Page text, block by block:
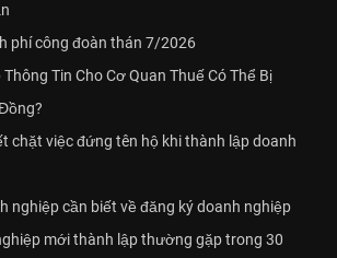
phí công đoàn thán 7/2026
Tin Cho Cơ Quan Thuế Có Thể Bị
chặt việc đứng tên hộ khi thành lập doanh
nghiệp cần biết về đăng ký doanh nghiệp
mới thành lập thường gặp trong 30